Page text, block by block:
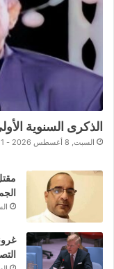
الذكرى السنوية
السبت, 8 أغسطس 2026 - 9:11 م
السبت,